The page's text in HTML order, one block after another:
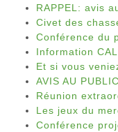
RAPPEL: avis
Civet des
Conférence du
Information
Et si vous
AVIS AU PUBLIC
Réunion
Les jeux du
Conférence